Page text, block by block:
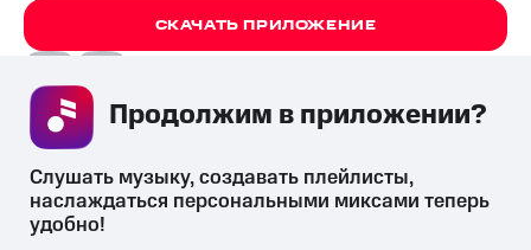
СКАЧАТЬ ПРИЛОЖЕНИЕ
Незаконное потребление наркотических средств,
психотропных веществ, их аналогов причиняет вред здоровью,
их незаконный оборот запрещён и влечёт установленную
законодательством ответственность.
Продолжим в приложении?
Слушать музыку, создавать плейлисты,
наслаждаться персональными миксами теперь
удобно!